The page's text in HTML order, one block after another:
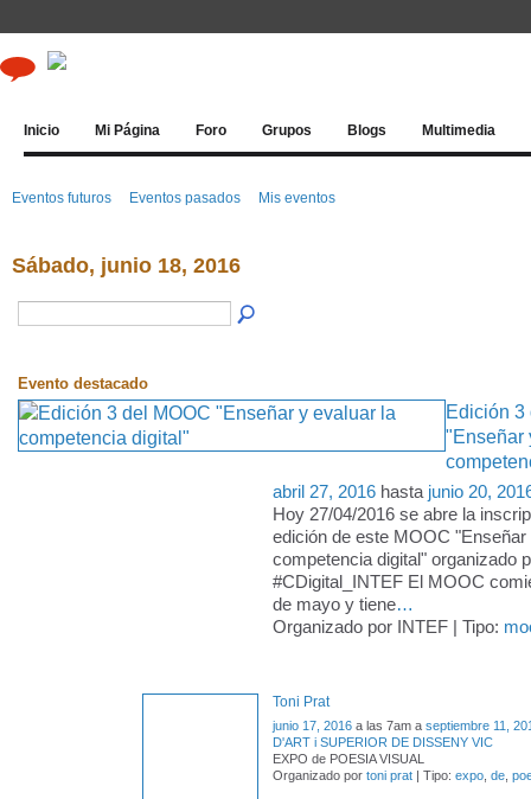
Inicio Mi Página Foro Grupos Blogs Multimedia
Eventos futuros Eventos pasados Mis eventos
Sábado, junio 18, 2016
Evento destacado
Edición 3
"Enseñar
abril 27, 2016 hasta junio 20,
Hoy 27/04/2016 se abre la
edición de este MOOC "Enseñar
competencia digital" organizado
#CDigital_INTEF El MOOC
de mayo y tiene…
Organizado por INTEF | Tipo:
Toni Prat
junio 17, 2016 a las 7am a septiembre 11,
D'ART i SUPERIOR DE DISSENY VIC
EXPO de POESIA VISUAL
Organizado por toni prat | Tipo: expo de